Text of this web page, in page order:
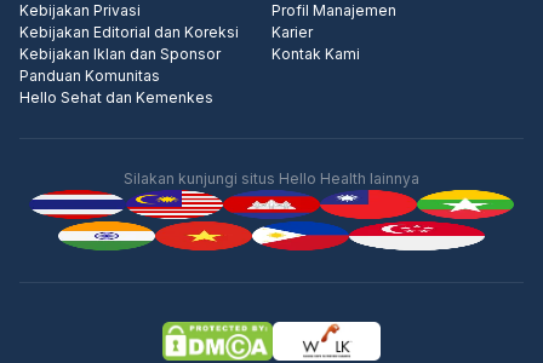
Iklan
Kebijakan Privasi
Kebijakan Editorial dan Koreksi
Kebijakan Iklan dan Sponsor
Panduan Komunitas
Hello Sehat dan Kemenkes
Profil Manajemen
Karier
Kontak Kami
Silakan kunjungi situs Hello Health lainnya